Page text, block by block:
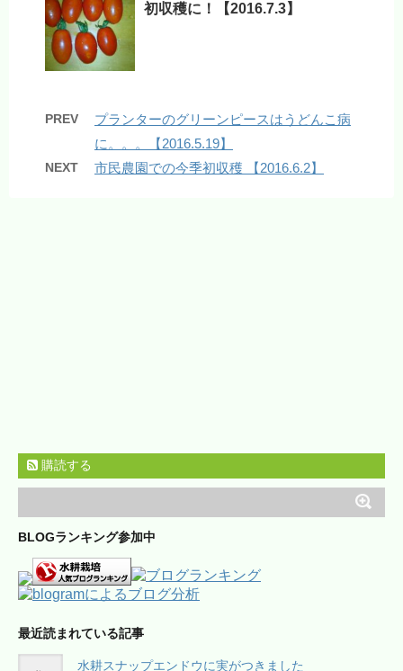
初収穫に！【2016.7.3】
PREV
プランターのグリーンピースはうどんこ病
に。。。【2016.5.19】
NEXT 市民農園での今季初収穫 【2016.6.2】
購読する
BLOGランキング参加中
最近読まれている記事
水耕スナップエンドウに実がつきました